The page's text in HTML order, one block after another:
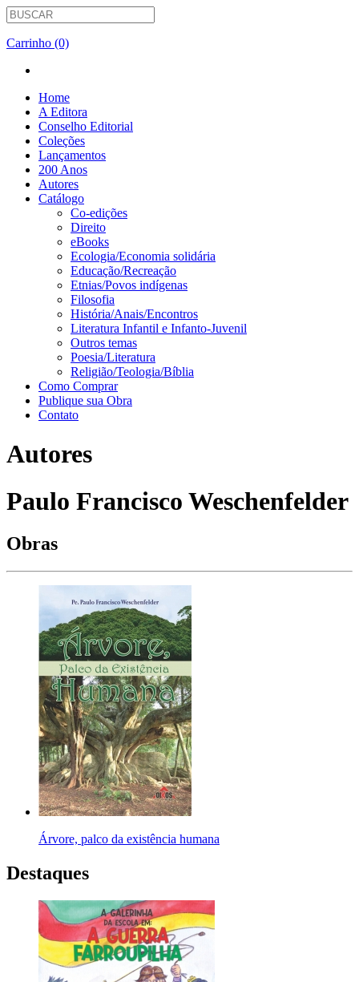
Carrinho (0)
Home
A Editora
Conselho Editorial
Coleções
Lançamentos
200 Anos
Autores
Catálogo
Co-edições
Direito
eBooks
Ecologia/Economia solidária
Educação/Recreação
Etnias/Povos indígenas
Filosofia
História/Anais/Encontros
Literatura Infantil e Infanto-Juvenil
Outros temas
Poesia/Literatura
Religião/Teologia/Bíblia
Como Comprar
Publique sua Obra
Contato
Autores
Paulo Francisco Weschenfelder
Obras
Árvore, palco da existência humana
Destaques